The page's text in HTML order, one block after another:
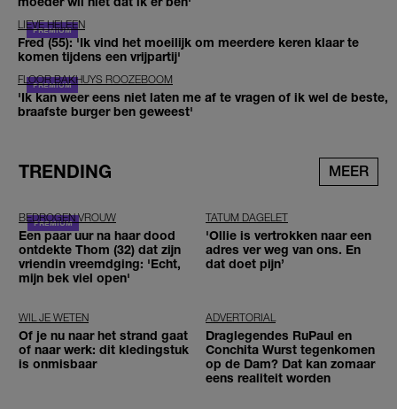
LIEVE HELEEN
Fred (55): 'Ik vind het moeilijk om meerdere keren klaar te
komen tijdens een vrijpartij'
FLOOR BAKHUYS ROOZEBOOM
'Ik kan weer eens niet laten me af te vragen of ik wel de beste,
braafste burger ben geweest'
TRENDING MEER
BEDROGEN VROUW
Een paar uur na haar dood
ontdekte Thom (32) dat zijn
vriendin vreemdging: 'Echt,
mijn bek viel open'
TATUM DAGELET
'Ollie is vertrokken naar een
adres ver weg van ons. En
dat doet pijn’
WIL JE WETEN
Of je nu naar het strand gaat
of naar werk: dit kledingstuk
is onmisbaar
ADVERTORIAL
Draglegendes RuPaul en
Conchita Wurst tegenkomen
op de Dam? Dat kan zomaar
eens realiteit worden